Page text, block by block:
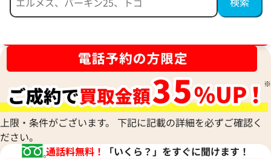
参考買取価格
113,000
2026年1月17日時点
参考買取価格
2026年6月17日時
上限・条件がございます。 下記に記載の詳細を必ずご確認く
ださい。
通話料無料！
「いくら？」をすぐに聞けます！